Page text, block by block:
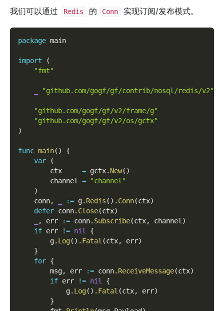
我们可以通过 Redis 的 Conn 实现订阅/发布模式。
package main
import
(
"fmt"
"github.com/gogf/gf/contrib/nosql/redis/v2"
"github.com/gogf/gf/v2/frame/g"
"github.com/gogf/gf/v2/os/gctx"
)
func main( )
{
var
(
        ctx
= gctx. New( )
        channel
=
"channel"
)
    conn
, := g. Redis ( ) . Conn(ctx)
defer conn. Close(ctx)
, err := conn. Subscribe(ctx, channel )
if err != nil
{
        g
. Log( ) . Fatal (ctx, err)
}
for {
        msg
, err := conn. ReceiveMessage(ctx)
if err != nil
{
            g
. Log( ) . Fatal (ctx, err)
}